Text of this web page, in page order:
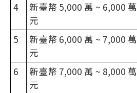
4
新臺幣 5,000 萬 ~ 6,000 萬
元
5
新臺幣 6,000 萬 ~ 7,000 萬
元
6
新臺幣 7,000 萬 ~ 8,000 萬
元